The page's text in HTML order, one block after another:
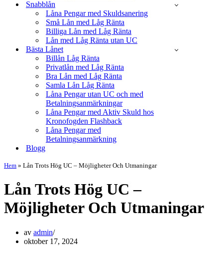
Snabblån
Låna Pengar med Skuldsanering
Små Lån med Låg Ränta
Billiga Lån med Låg Ränta
Lån med Låg Ränta utan UC
Bästa Lånet
Billån Låg Ränta
Privatlån med Låg Ränta
Bra Lån med Låg Ränta
Samla Lån Låg Ränta
Låna Pengar utan UC och med
Betalningsanmärkningar
Låna Pengar med Aktiv Skuld hos
Kronofogden Flashback
Låna Pengar med
Betalningsanmärkning
Blogg
Hem » Lån Trots Hög UC – Möjligheter Och Utmaningar
Lån Trots Hög UC –
Möjligheter Och Utmaningar
av admin
oktober 17, 2024